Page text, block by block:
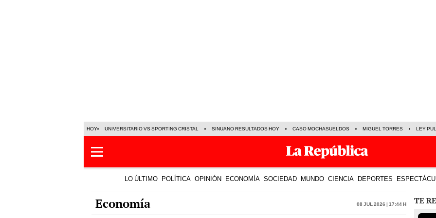
HOY UNIVERSITARIO VS SPORTING CRISTAL SINUANO RESULTADOS HOY CASO MOCHASUELDOS MIGUEL TORRES LEY
LO ÚLTIMO POLÍTICA OPINIÓN ECONOMÍA SOCIEDAD MUNDO CIENCIA DEPORTES
Economía 08 Jul 2026 | 17:44 h TE